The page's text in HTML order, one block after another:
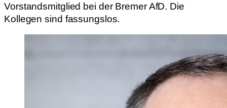
Vorstandsmitglied bei der Bremer AfD. Die
Kollegen sind fassungslos.